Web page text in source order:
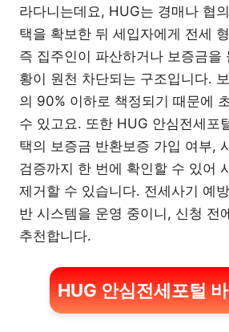
라다니는데요, HUG는 경매나 협
택을 확보한 뒤 세입자에게 전세
즉 집주인이 파산하거나 보증금을
황이 원천 차단되는 구조입니다.
의 90% 이하로 책정되기 때문에
수 있고요. 또한 HUG 안심전세포
택의 보증금 반환보증 가입 여부,
검증까지 한 번에 확인할 수 있어
제거할 수 있습니다. 전세사기 예
반 시스템을 운영 중이니, 신청 전
추천합니다.
HUG 안심전세포털